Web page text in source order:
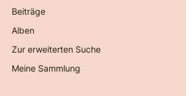
Beiträge
Alben
Zur erweiterten Suche
Meine Sammlung